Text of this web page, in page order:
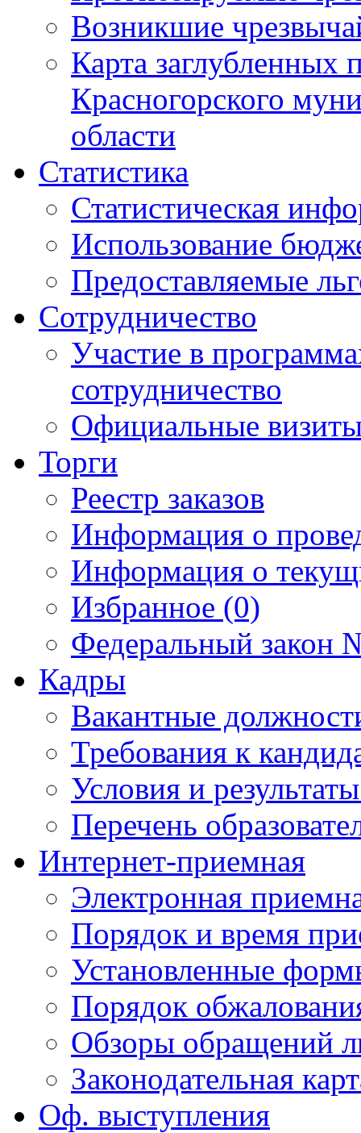
Возникшие
Карта
Красногорского
области
Статистика
Статистическая
Использование
Предоставляемые
Сотрудничество
Участие в
сотрудничество
Официальные
Торги
Реестр заказов
Информация о
Информация о
Избранное (0)
Федеральный закон
Кадры
Вакантные
Требования к
Условия и
Перечень
Интернет-приемная
Электронная
Порядок и время
Установленные
Порядок
Обзоры обращений
Законодательная
Оф. выступления